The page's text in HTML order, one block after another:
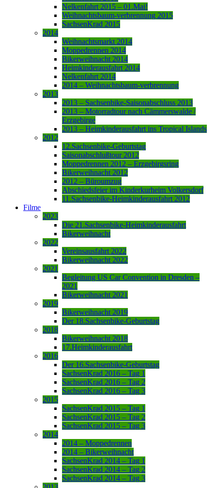
Nelkenfahrt 2015 – 01.Mai!
Weihnachtsbaum-verbrennung 2015
SachsenKrad 2015
2014
Weihnachtsmarkt 2014
Moppedrennen 2014
Bikerweihnacht 2014
Heimkinderausfahrt 2014
Nelkenfahrt 2014
2014 – Weihnachtsbaum-verbrennung
2013
2013 – Sachsenbike-Saisonabschluss 2013
2013 – Motorradtour nach Cämmerswalde /
Erzgebirge
2013 – Heimkinderausfahrt ins Tropical Islands
2012
12.Sachsenbike-Geburtstag
Saisonabschlußtour 2012
Moppedrennen 2012 – Erzgebirgsring
Bikerweihnacht 2012
2012 – Büroumzug
Abschiedsfeier im Kinderkurheim Volkersdorf
11.Sachsenbike-Heimkinderausfahrt 2012
Filme
2023
Die 21.Sachsenbike-Heimkinderausfahrt
Bikerweihnacht
2022
Vereinsausfahrt 2022
Bikerweihnacht 2022
2021
Begleitung US Car Convention in Dresden –
2021
Bikerweihnacht 2021
2019
Bikerweihnacht 2019
Der 18.Sachsenbike-Geburtstag
2018
Bikerweihnacht 2018
17.Heimkinderausfahrt
2016
Der 16.Sachsenbike-Geburtstag
SachsenKrad 2016 – Tag 1
SachsenKrad 2016 – Tag 2
SachsenKrad 2016 – Tag 3
2015
SachsenKrad 2015 – Tag 1
SachsenKrad 2015 – Tag 2
SachsenKrad 2015 – Tag 3
2014
2014 – Moppedrennen
2014 – Bikerweihnacht
SachsenKrad 2014 – Tag 1
SachsenKrad 2014 – Tag 2
SachsenKrad 2014 – Tag 3